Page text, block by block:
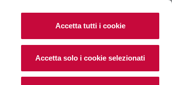
Accetta tutti i cookie
Accetta solo i cookie selezionati